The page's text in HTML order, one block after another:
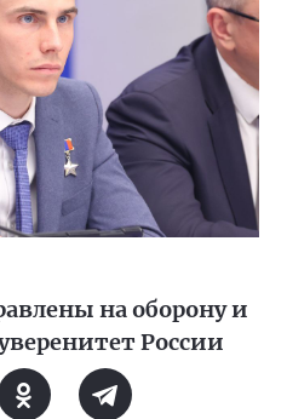
на оборону и
России